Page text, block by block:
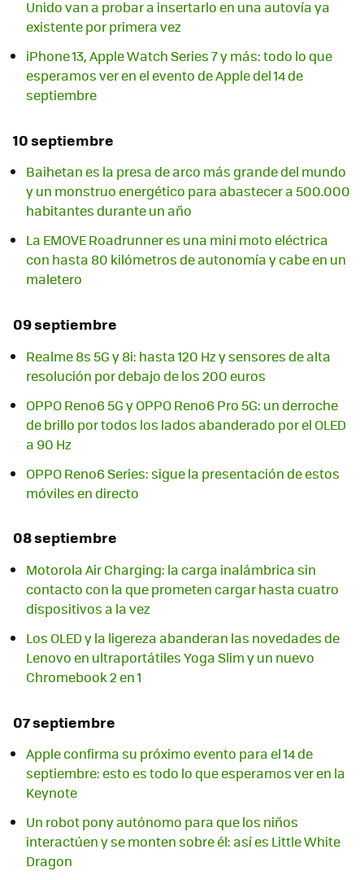
Unido van a probar a insertarlo en una autovía ya
existente por primera vez
iPhone 13, Apple Watch Series 7 y más: todo lo que
esperamos ver en el evento de Apple del 14 de
septiembre
10 septiembre
Baihetan es la presa de arco más grande del mundo
y un monstruo energético para abastecer a 500.000
habitantes durante un año
La EMOVE Roadrunner es una mini moto eléctrica
con hasta 80 kilómetros de autonomía y cabe en un
maletero
09 septiembre
Realme 8s 5G y 8i: hasta 120 Hz y sensores de alta
resolución por debajo de los 200 euros
OPPO Reno6 5G y OPPO Reno6 Pro 5G: un derroche
de brillo por todos los lados abanderado por el OLED
a 90 Hz
OPPO Reno6 Series: sigue la presentación de estos
móviles en directo
08 septiembre
Motorola Air Charging: la carga inalámbrica sin
contacto con la que prometen cargar hasta cuatro
dispositivos a la vez
Los OLED y la ligereza abanderan las novedades de
Lenovo en ultraportátiles Yoga Slim y un nuevo
Chromebook 2 en 1
07 septiembre
Apple confirma su próximo evento para el 14 de
septiembre: esto es todo lo que esperamos ver en la
Keynote
Un robot pony autónomo para que los niños
interactúen y se monten sobre él: así es Little White
Dragon